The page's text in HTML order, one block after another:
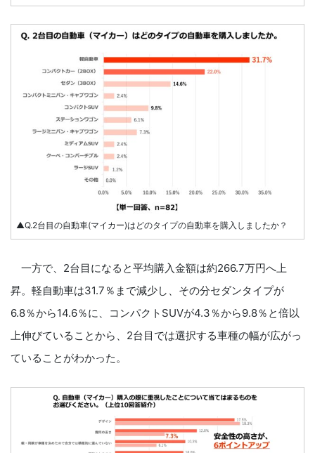
▲Q.2台目の自動車(マイカー)はどのタイプの自動車を購入しましたか？
一方で、2台目になると平均購入金額は約266.7万円へ上
昇。軽自動車は31.7％まで減少し、その分セダンタイプが
6.8％から14.6％に、コンパクトSUVが4.3％から9.8％と倍以
上伸びていることから、2台目では選択する車種の幅が広がっ
ていることがわかった。